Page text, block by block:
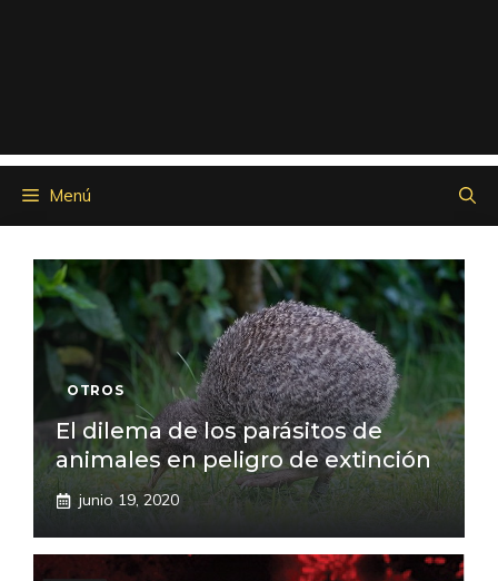
Menú
OTROS
El dilema de los parásitos de
animales en peligro de extinción
junio 19, 2020